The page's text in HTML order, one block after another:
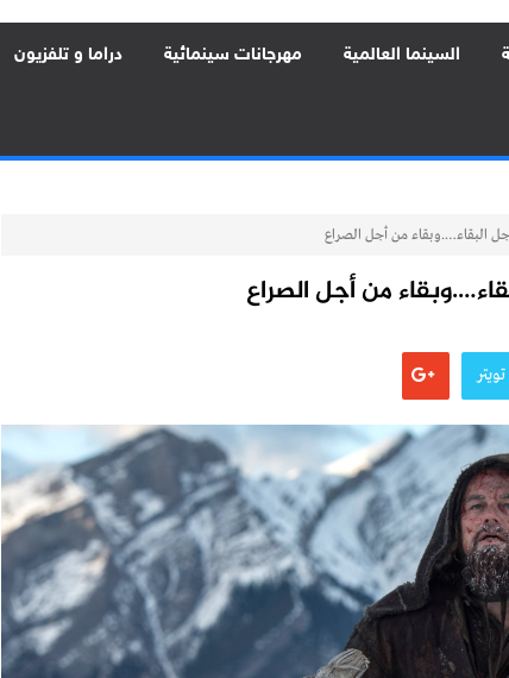
السينما العالمية مهرجانات سينمائية دراما و تلفزيون
البقاء….وبقاء من أجل الصراع
من أجل الصراع